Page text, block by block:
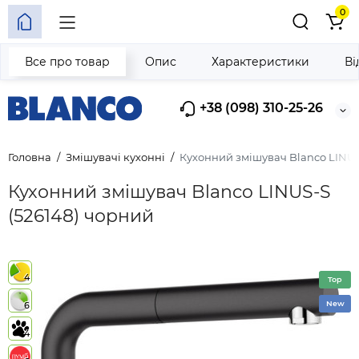
+38 (098) 310-25-26
0
Головна Змішувачі кухонні Кухонний змішувач Blanco
Кухонний змішувач Blanco LINUS-S
(526148) чорний
Все про товар Опис Характеристики
4
6
4
Top
New